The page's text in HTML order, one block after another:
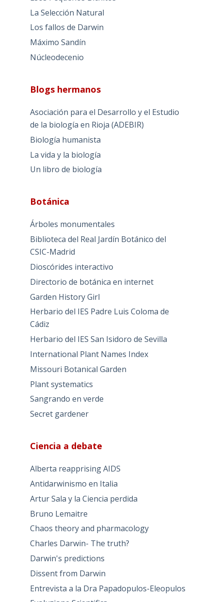
La Selección Natural
Los fallos de Darwin
Máximo Sandín
Núcleodecenio
Blogs hermanos
Asociación para el Desarrollo y el Estudio
de la biología en Rioja (ADEBIR)
Biología humanista
La vida y la biología
Un libro de biología
Botánica
Árboles monumentales
Biblioteca del Real Jardín Botánico del
CSIC-Madrid
Dioscórides interactivo
Directorio de botánica en internet
Garden History Girl
Herbario del IES Padre Luis Coloma de
Cádiz
Herbario del IES San Isidoro de Sevilla
International Plant Names Index
Missouri Botanical Garden
Plant systematics
Sangrando en verde
Secret gardener
Ciencia a debate
Alberta reapprising AIDS
Antidarwinismo en Italia
Artur Sala y la Ciencia perdida
Bruno Lemaitre
Chaos theory and pharmacology
Charles Darwin- The truth?
Darwin's predictions
Dissent from Darwin
Entrevista a la Dra Papadopulos-Eleopulos